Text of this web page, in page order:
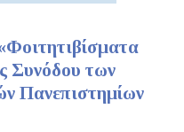
Συνόδου των
Πανεπιστημίων